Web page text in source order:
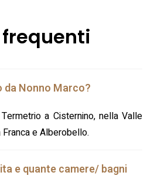
da Nonno Marco?
a Cisternino, nella Valle
Franca e Alberobello.
e quante camere/ bagni